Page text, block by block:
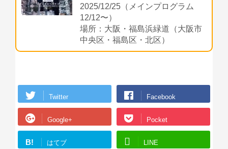
2025/12/25（メインプログラム
12/12〜）
場所：大阪・福島浜緑道（大阪市
中央区・福島区・北区）
Twitter Facebook
Google+ Pocket
B! はてブ LINE